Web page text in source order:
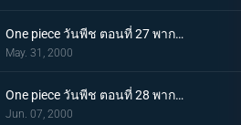
One piece วันพีช ตอนที่ 27 พากย์ไทย ปิศาจผู้เลือดเย็น กิง นายทัพใหญ่แห่งกองเรือโจรสลัด
May. 31, 2000
One piece วันพีช ตอนที่ 28 พากย์ไทย ฉันไม่ตายหรอก! ศึกอันดุเดือด ลูฟี่ ปะทะ ครีก
Jun. 07, 2000